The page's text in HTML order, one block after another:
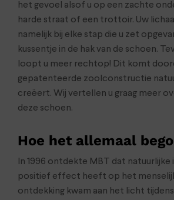
het gevoel alsof u op een zachte
harde straat of een trottoir. Uw
namelijk bij elke stap die u zet
kussentje in de hak van de schoen.
loopt u meer rechtop! Dit komt
gepatenteerde zoolconstructie
creëert. Wij vertellen u graag meer
deze schoen.
Hoe het allemaal
In 1996 ontdekte MBT dat
positief effect heeft op het
ontdekking kwam aan het licht